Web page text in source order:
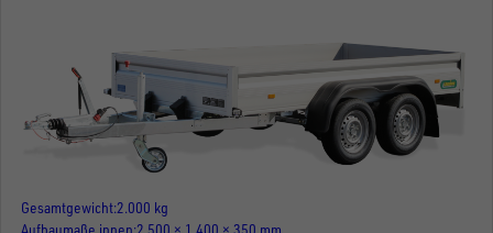
Gesamtgewicht 2.000 kg
Aufbaumaße innen 2.500 × 1.400 × 350 mm